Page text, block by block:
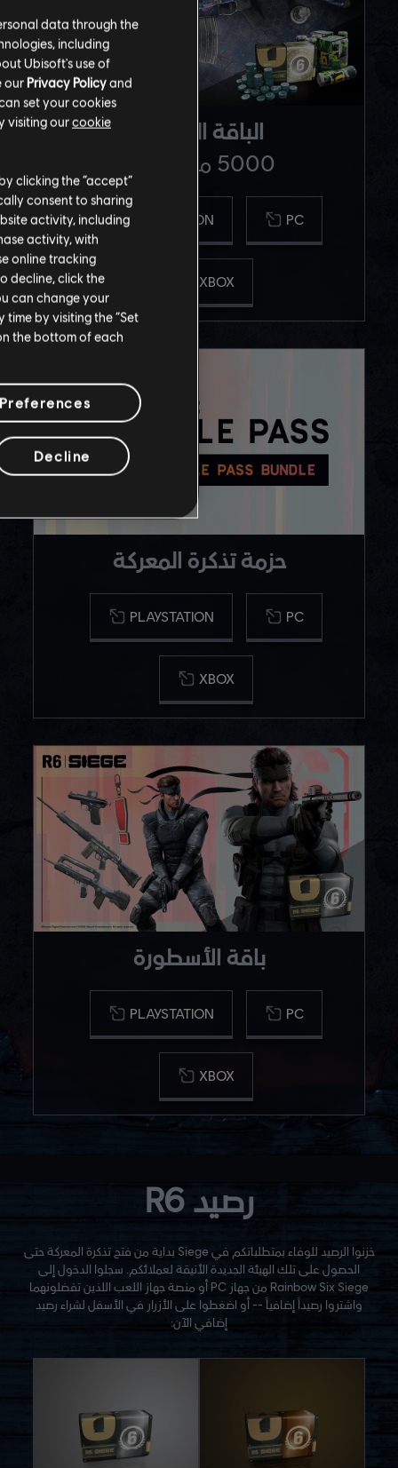
الباقة المتميزة
5000 من الرصيد
PC
PLAYSTATION
XBOX
حزمة تذكرة المعركة
PC
PLAYSTATION
XBOX
باقة الأسطورة
PC
PLAYSTATION
XBOX
رصيد R6
خزنوا الرصيد للوفاء بمتطلباتكم في Siege بداية من فتح تذكرة المعركة حتى
الحصول على تلك الهيئة الجديدة الأنيقة لعملائكم. سجلوا الدخول إلى
Rainbow Six Siege من جهاز PC أو منصة جهاز اللعب اللذين تفضلونهما
واشتروا رصيداً إضافياً -- أو اضغطوا على الأزرار في الأسفل لشراء رصيد
إضافي الآن:
data through the
including
Ubisoft's use of
our Privacy Policyand
set your cookies
visiting ourcookie
clicking the “accept”
consent to sharing
activity, including
activity, with
online tracking
decline, click the
can change your
by visiting the “Set
the bottom of each
Decline